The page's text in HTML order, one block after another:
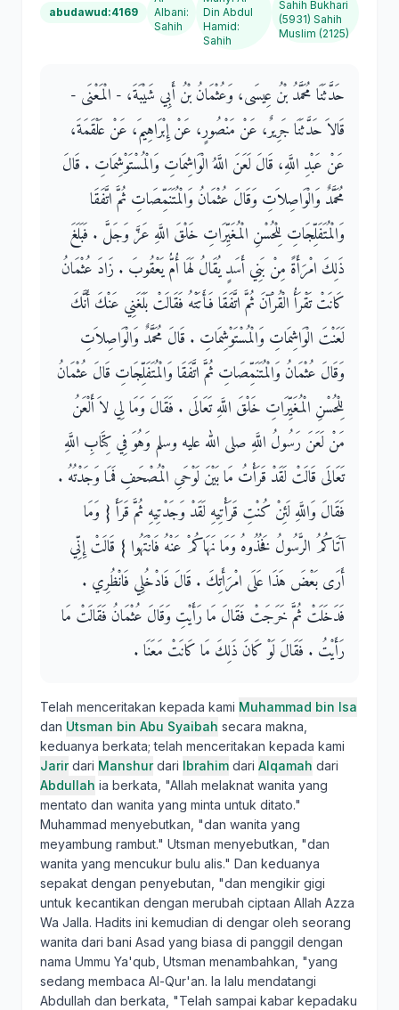
abudawud:4169
Albani:
Sahih
Din Abdul
Hamid:
Sahih
Sahih Bukhari
(5931) Sahih
Muslim (2125)
حَدَّثَنَا مُحَمَّدُ بْنُ عِيسَى، وَعُثْمَانُ بْنُ أَبِي شَيْبَةَ، - الْمَعْنَى -
قَالاَ حَدَّثَنَا جَرِيرٌ، عَنْ مَنْصُورٍ، عَنْ إِبْرَاهِيمَ، عَنْ عَلْقَمَةَ،
عَنْ عَبْدِ اللَّهِ، قَالَ لَعَنَ اللَّهُ الْوَاشِمَاتِ وَالْمُسْتَوْشِمَاتِ ‏.‏ قَالَ
مُحَمَّدٌ وَالْوَاصِلاَتِ وَقَالَ عُثْمَانُ وَالْمُتَنَمِّصَاتِ ثُمَّ اتَّفَقَا
وَالْمُتَفَلِّجَاتِ لِلْحُسْنِ الْمُغَيِّرَاتِ خَلْقَ اللَّهِ عَزَّ وَجَلَّ ‏.‏ فَبَلَغَ
ذَلِكَ امْرَأَةً مِنْ بَنِي أَسَدٍ يُقَالُ لَهَا أُمُّ يَعْقُوبَ ‏.‏ زَادَ عُثْمَانُ
كَانَتْ تَقْرَأُ الْقُرْآنَ ثُمَّ اتَّفَقَا فَأَتَتْهُ فَقَالَتْ بَلَغَنِي عَنْكَ أَنَّكَ
لَعَنْتَ الْوَاشِمَاتِ وَالْمُسْتَوْشِمَاتِ ‏.‏ قَالَ مُحَمَّدٌ وَالْوَاصِلاَتِ
وَقَالَ عُثْمَانُ وَالْمُتَنَمِّصَاتِ ثُمَّ اتَّفَقَا وَالْمُتَفَلِّجَاتِ قَالَ عُثْمَانُ
لِلْحُسْنِ الْمُغَيِّرَاتِ خَلْقَ اللَّهِ تَعَالَى ‏.‏ فَقَالَ وَمَا لِي لاَ أَلْعَنُ
مَنْ لَعَنَ رَسُولُ اللَّهِ صلى الله عليه وسلم وَهُوَ فِي كِتَابِ اللَّهِ
تَعَالَى قَالَتْ لَقَدْ قَرَأْتُ مَا بَيْنَ لَوْحَىِ الْمُصْحَفِ فَمَا وَجَدْتُهُ ‏.‏
فَقَالَ وَاللَّهِ لَئِنْ كُنْتِ قَرَأْتِيهِ لَقَدْ وَجَدْتِيهِ ثُمَّ قَرَأَ ‏{‏ وَمَا
آتَاكُمُ الرَّسُولُ فَخُذُوهُ وَمَا نَهَاكُمْ عَنْهُ فَانْتَهُوا ‏}‏ قَالَتْ إِنِّي
أَرَى بَعْضَ هَذَا عَلَى امْرَأَتِكَ ‏.‏ قَالَ فَادْخُلِي فَانْظُرِي ‏.‏
فَدَخَلَتْ ثُمَّ خَرَجَتْ فَقَالَ مَا رَأَيْتِ وَقَالَ عُثْمَانُ فَقَالَتْ مَا
رَأَيْتُ ‏.‏ فَقَالَ لَوْ كَانَ ذَلِكَ مَا كَانَتْ مَعَنَا ‏.‏
Telah menceritakan kepada kami Muhammad bin Isa
dan Utsman bin Abu Syaibah secara makna,
keduanya berkata; telah menceritakan kepada kami
Jarirdari Manshurdari Ibrahim dari Alqamah dari
Abdullah ia berkata, "Allah melaknat wanita yang
mentato dan wanita yang minta untuk ditato."
Muhammad menyebutkan, "dan wanita yang
meyambung rambut." Utsman menyebutkan, "dan
wanita yang mencukur bulu alis." Dan keduanya
sepakat dengan penyebutan, "dan mengikir gigi
untuk kecantikan dengan merubah ciptaan Allah Azza
Wa Jalla. Hadits ini kemudian di dengar oleh seorang
wanita dari bani Asad yang biasa di panggil dengan
nama Ummu Ya'qub, Utsman menambahkan, "yang
sedang membaca Al-Qur'an. Ia lalu mendatangi
Abdullah dan berkata, "Telah sampai kabar kepadaku